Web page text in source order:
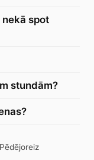
spot
stundām?
Pēdējoreiz